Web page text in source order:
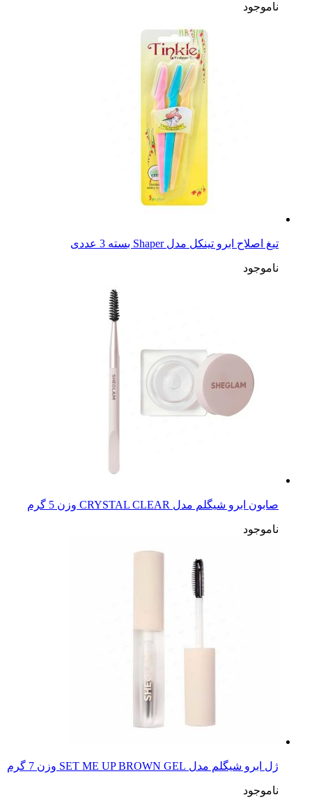
ناموجود
تیغ اصلاح ابرو تینکل مدل Shaper بسته 3 عددی
ناموجود
صابون ابرو شیگلم مدل CRYSTAL CLEAR وزن 5 گرم
ناموجود
ژل ابرو شیگلم مدل SET ME UP BROWN GEL وزن 7 گرم
ناموجود